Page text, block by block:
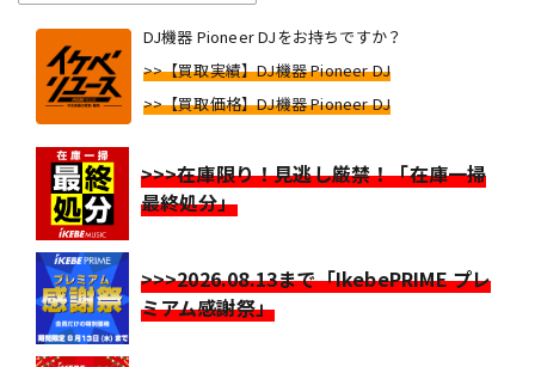
DJ機器 Pioneer DJをお持ちですか？
>>【買取実績】DJ機器 Pioneer DJ
>>【買取価格】DJ機器 Pioneer DJ
>>>在庫限り！見逃し厳禁！「在庫一掃
最終処分」
>>>2026.08.13まで「IkebePRIME プレ
ミアム感謝祭」